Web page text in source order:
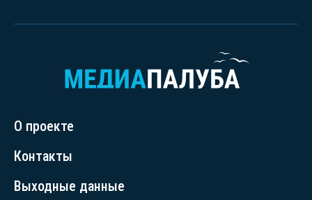
О проекте
Контакты
Выходные данные